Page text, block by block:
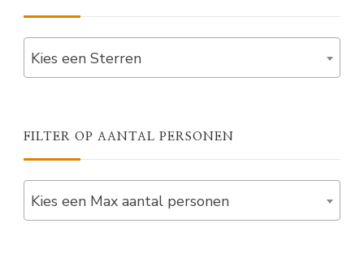
Kies een Sterren
FILTER OP AANTAL PERSONEN
Kies een Max aantal personen